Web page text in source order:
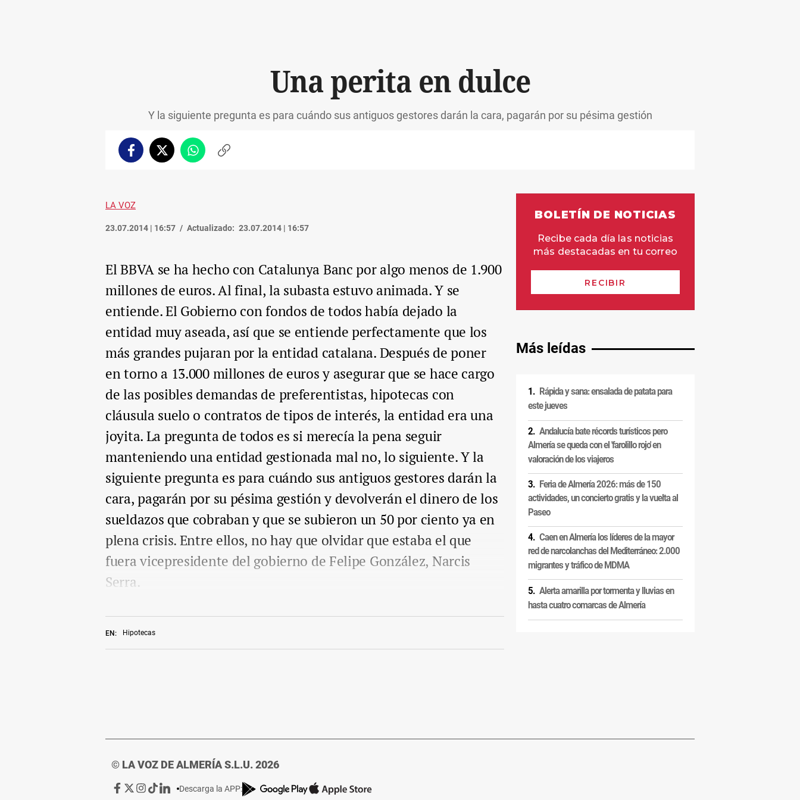
Una perita en dulce
Y la siguiente pregunta es para cuándo sus antiguos gestores darán la cara, pagarán por su pésima gestión
FacebookTwitterWhatsappCopiar
LA VOZ
23.07.2014 | 16:57 Actualizado: 23.07.2014 | 16:57
EN: Hipotecas
El BBVA se ha hecho con Catalunya Banc por algo menos de 1.900
millones de euros. Al final, la subasta estuvo animada. Y se
entiende. El Gobierno con fondos de todos había dejado la
entidad muy aseada, así que se entiende perfectamente que los
más grandes pujaran por la entidad catalana. Después de poner
en torno a 13.000 millones de euros y asegurar que se hace cargo
de las posibles demandas de preferentistas, hipotecas con
cláusula suelo o contratos de tipos de interés, la entidad era una
joyita. La pregunta de todos es si merecía la pena seguir
manteniendo una entidad gestionada mal no, lo siguiente. Y la
siguiente pregunta es para cuándo sus antiguos gestores darán la
cara, pagarán por su pésima gestión y devolverán el dinero de los
sueldazos que cobraban y que se subieron un 50 por ciento ya en
plena crisis. Entre ellos, no hay que olvidar que estaba el que
fuera vicepresidente del gobierno de Felipe González, Narcis
Serra.
Más leídas
Rápida y sana: ensalada de patata para
este jueves
Andalucía bate récords turísticos pero
Almería se queda con el 'farolillo rojo' en
valoración de los viajeros
Feria de Almería 2026: más de 150
actividades, un concierto gratis y la vuelta al
Paseo
Caen en Almería los líderes de la mayor
red de narcolanchas del Mediterráneo: 2.000
migrantes y tráfico de MDMA
Alerta amarilla por tormenta y lluvias en
hasta cuatro comarcas de Almería
© LA VOZ DE ALMERÍA S.L.U. 2026
Ir
Ir
Ir Ir Ir
Descarga la APP: